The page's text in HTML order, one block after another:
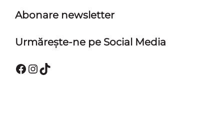
Abonare newsletter
Urmărește-ne pe Social Media
Facebook
Instagram
TikTok